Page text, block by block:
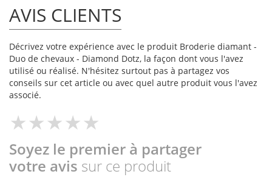
AVIS CLIENTS
Décrivez votre expérience avec le produit Broderie diamant -
Duo de chevaux - Diamond Dotz, la façon dont vous l'avez
utilisé ou réalisé. N'hésitez surtout pas à partagez vos
conseils sur cet article ou avec quel autre produit vous l'avez
associé.
Soyez le premier à partager
votre avis sur ce produit